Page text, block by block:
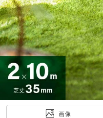
最
近
チ
ェ
ッ
ク
た
ア
画像